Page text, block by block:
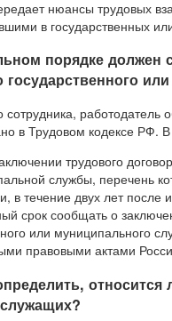
нюансы трудовых
в государственных
порядке должен
работодатель
в Трудовом кодексе РФ. В
трудового
службы, перечень
в течение двух лет после
срок сообщать о
или муниципального
правовыми актами